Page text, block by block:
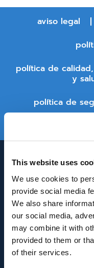
This website uses
We use cookies to
provide social media
We also share
our social media,
may combine it with
provided to them or
of their services.
aviso legal
política de
y
política de
INNOVACIÓN Y
IDEA